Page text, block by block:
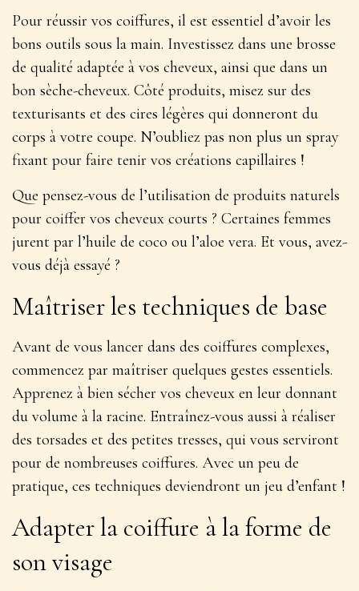
Pour réussir vos coiffures, il est essentiel d’avoir les
bons outils sous la main. Investissez dans une brosse
de qualité adaptée à vos cheveux, ainsi que dans un
bon sèche-cheveux. Côté produits, misez sur des
texturisants et des cires légères qui donneront du
corps à votre coupe. N’oubliez pas non plus un spray
fixant pour faire tenir vos créations capillaires !
Que pensez-vous de l’utilisation de produits naturels
pour coiffer vos cheveux courts ? Certaines femmes
jurent par l’huile de coco ou l’aloe vera. Et vous, avez-
vous déjà essayé ?
Maîtriser les techniques de base
Avant de vous lancer dans des coiffures complexes,
commencez par maîtriser quelques gestes essentiels.
Apprenez à bien sécher vos cheveux en leur donnant
du volume à la racine. Entraînez-vous aussi à réaliser
des torsades et des petites tresses, qui vous serviront
pour de nombreuses coiffures. Avec un peu de
pratique, ces techniques deviendront un jeu d’enfant !
Adapter la coiffure à la forme de
son visage